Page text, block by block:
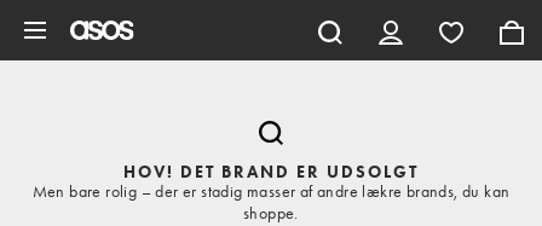
HOV! DET BRAND ER UDSOLGT
Men bare rolig – der er stadig masser af andre lækre brands, du kan
shoppe.